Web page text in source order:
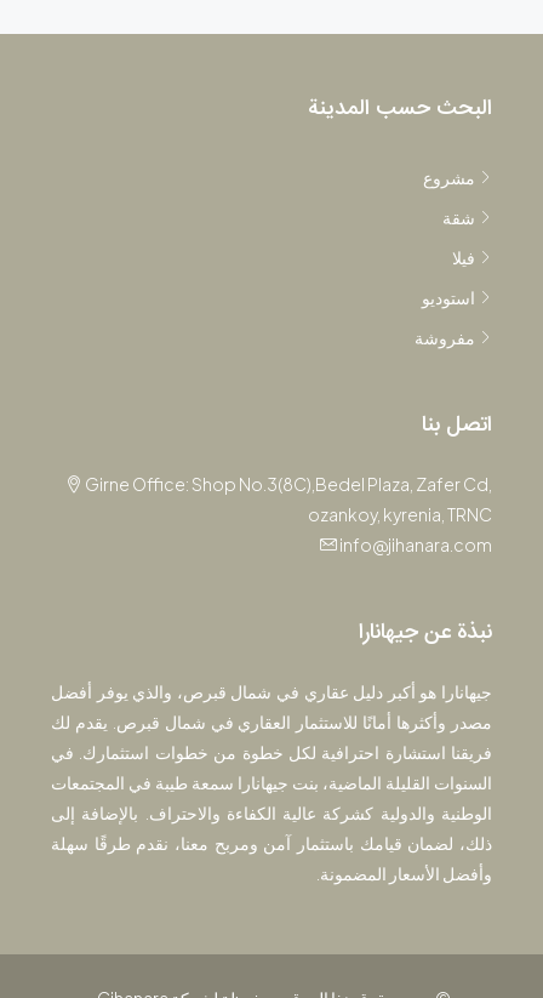
البحث حسب المدينة
مشروع
شقة
فيلا
استوديو
مفروشة
اتصل بنا
Girne Office: Shop No.3(8C),Bedel Plaza, Zafer Cd,
ozankoy, kyrenia, TRNC
info@jihanara.com
نبذة عن جيهانارا
جيهانارا هو أكبر دليل عقاري في شمال قبرص، والذي يوفر أفضل
مصدر وأكثرها أمانًا للاستثمار العقاري في شمال قبرص. يقدم لك
فريقنا استشارة احترافية لكل خطوة من خطوات استثمارك. في
السنوات القليلة الماضية، بنت جيهانارا سمعة طيبة في المجتمعات
الوطنية والدولية كشركة عالية الكفاءة والاحتراف. بالإضافة إلى
ذلك، لضمان قيامك باستثمار آمن ومربح معنا، نقدم طرقًا سهلة
وأفضل الأسعار المضمونة.